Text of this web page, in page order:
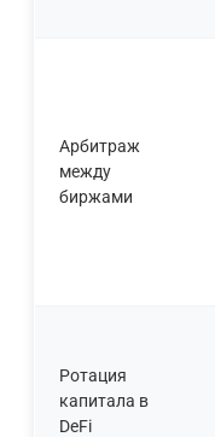
Арбитраж
между
биржами
Ротация
капитала в
DeFi